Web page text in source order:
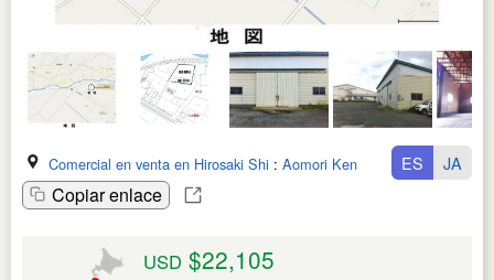
Comercial en venta en Hirosaki Shi : Aomori Ken
Copiar enlace
ES JA
USD $22,105